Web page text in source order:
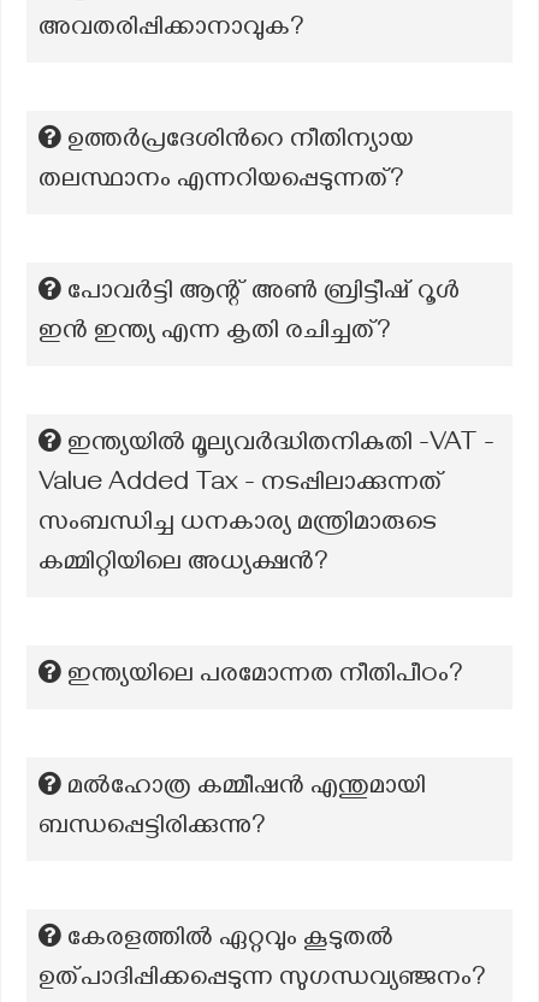
അവതരിപ്പിക്കാനാവുക?
ഉത്തർപ്രദേശിന്‍റെ നീതിന്യായ
തലസ്ഥാനം എന്നറിയപ്പെടുന്നത്?
പോവർട്ടി ആന്റ് അൺ ബ്രിട്ടീഷ് റൂൾ
ഇൻ ഇന്ത്യ എന്ന കൃതി രചിച്ചത്?
ഇന്ത്യയിൽ മൂല്യവർദ്ധിതനികുതി -VAT -
Value Added Tax - നടപ്പിലാക്കുന്നത്
സംബന്ധിച്ച ധനകാര്യ മന്ത്രിമാരുടെ
കമ്മിറ്റിയിലെ അധ്യക്ഷൻ?
ഇന്ത്യയിലെ പരമോന്നത നീതിപീഠം?
മല്‍ഹോത്ര കമ്മീഷന്‍ എന്തുമായി
ബന്ധപ്പെട്ടിരിക്കുന്നു?
കേരളത്തിൽ ഏറ്റവും കൂടുതൽ
ഉത്പാദിപ്പിക്കപ്പെടുന്ന സുഗന്ധവ്യഞ്ജനം?